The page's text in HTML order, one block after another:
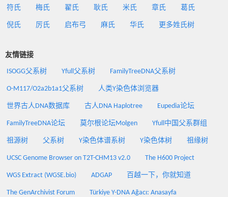
符氏 梅氏 翟氏 耿氏 米氏 章氏 葛氏
倪氏 厉氏 启布弓 麻氏 华氏 更多姓氏树
友情链接
ISOGG父系树 Yfull父系树 FamilyTreeDNA父系树
O-M117/O2a2b1a1父系树 人类Y染色体浏览器
世界古人DNA数据库 古人DNA Haplotree Eupedia论坛
FamilyTreeDNA论坛 莫尔根论坛Molgen Yfull中国父系群组
祖源树 父系树 Y染色体谱系树 Y染色体树 祖缘树
UCSC Genome Browser on T2T-CHM13 v2.0 The H600 Project
WGS Extract (WGSE.bio) ADGAP 百越一下，你就知道
The GenArchivist Forum Türkiye Y-DNA Ağacı: Anasayfa